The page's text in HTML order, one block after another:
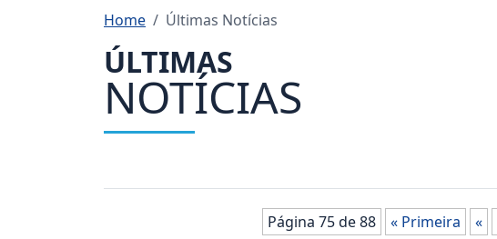
Home Últimas Notícias
ÚLTIMAS
NOTÍCIAS
Página 75 de 88 « Primeira «